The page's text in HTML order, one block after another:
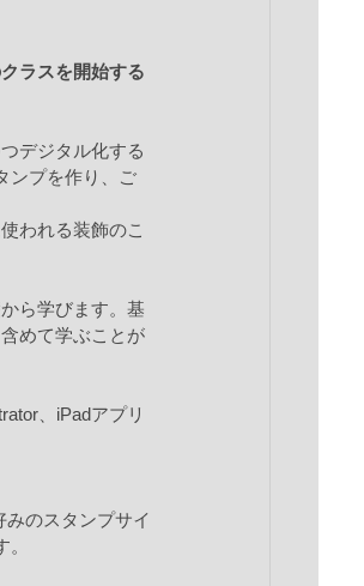
ラスを開始する
デジタル化する
ンプを作り、ご
われる装飾のこ
ら学びます。基
めて学ぶことが
、iPadアプリ
のスタンプサイ